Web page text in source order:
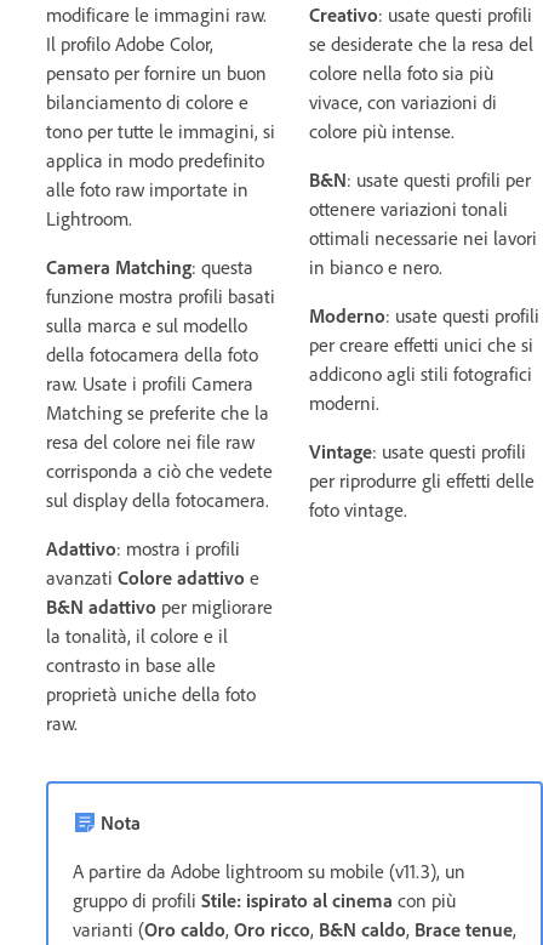
modificare le immagini raw.
Il profilo Adobe Color,
pensato per fornire un buon
bilanciamento di colore e
tono per tutte le immagini, si
applica in modo predefinito
alle foto raw importate in
Lightroom.
Camera Matching: questa
funzione mostra profili basati
sulla marca e sul modello
della fotocamera della foto
raw. Usate i profili Camera
Matching se preferite che la
resa del colore nei file raw
corrisponda a ciò che vedete
sul display della fotocamera.
Adattivo: mostra i profili
avanzati Colore adattivo e
B&N adattivo per migliorare
la tonalità, il colore e il
contrasto in base alle
proprietà uniche della foto
raw.
Creativo: usate questi profili
se desiderate che la resa del
colore nella foto sia più
vivace, con variazioni di
colore più intense.
B&N: usate questi profili per
ottenere variazioni tonali
ottimali necessarie nei lavori
in bianco e nero.
Moderno: usate questi profili
per creare effetti unici che si
addicono agli stili fotografici
moderni.
Vintage: usate questi profili
per riprodurre gli effetti delle
foto vintage.
Nota
A partire da Adobe lightroom su mobile (v11.3), un
gruppo di profili Stile: ispirato al cinema con più
varianti (Oro caldo, Oro ricco, B&N caldo, Brace tenue,